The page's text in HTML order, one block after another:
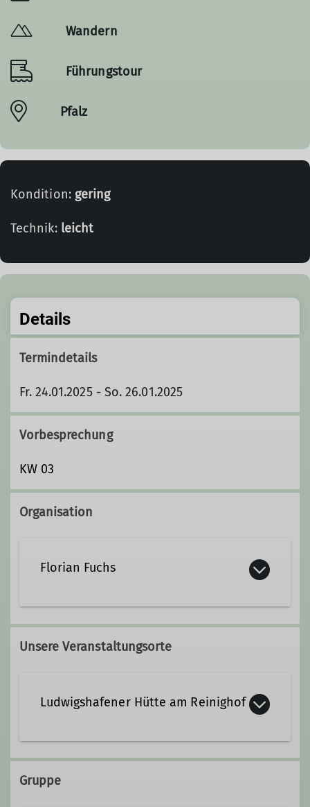
Wandern
Führungstour
Pfalz
Kondition: gering
Technik: leicht
Details
Termindetails
Fr. 24.01.2025 - So. 26.01.2025
Vorbesprechung
KW 03
Organisation
Florian Fuchs
florian.fuchs@dav-lu.de
Trainer*in C Bergsteigen
Unsere Veranstaltungsorte
Ludwigshafener Hütte am Reinighof
Kreisstraße zum Reinigshof
Gruppe